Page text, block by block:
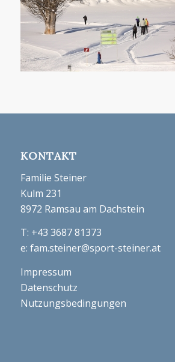
KONTAKT
Familie Steiner
Kulm 231
8972 Ramsau am Dachstein
T: +43 3687 81373
e: fam.steiner@sport-steiner.at
Impressum
Datenschutz
Nutzungsbedingungen